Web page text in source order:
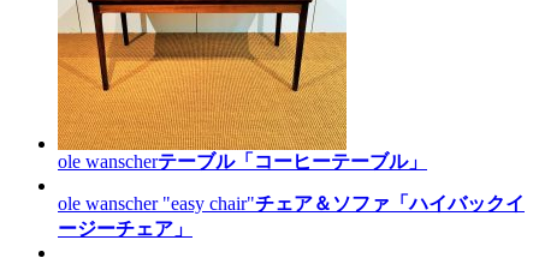
ole wanscherテーブル「コーヒーテーブル」
ole wanscher "easy chair"チェア＆ソファ「ハイバックイ
ージーチェア」